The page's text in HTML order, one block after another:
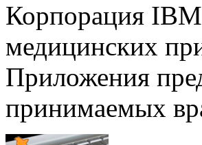
Корпорация
медицинских
Приложения
принимаемых